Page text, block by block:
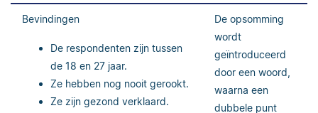
Bevindingen
De respondenten zijn tussen
de 18 en 27 jaar.
Ze hebben nog nooit gerookt.
Ze zijn gezond verklaard.
De opsomming
wordt
geïntroduceerd
door een woord,
waarna een
dubbele punt